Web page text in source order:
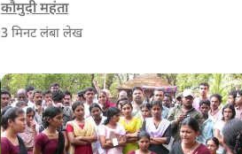
गया है लेकिन मेघालय में ऐसा नहीं है।
कौमुदी महंता
3मिनट लंबा लेख